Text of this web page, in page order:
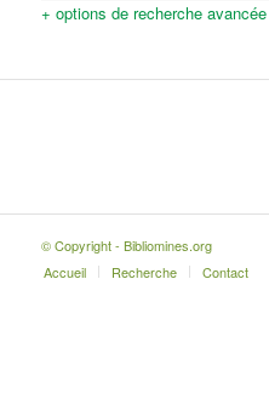
+ options de recherche avancée
© Copyright - Bibliomines.org
Accueil
Recherche Contact